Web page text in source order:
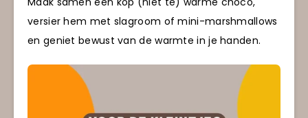
versier hem met slagroom of mini-marshmallows
en geniet bewust van de warmte in je handen.